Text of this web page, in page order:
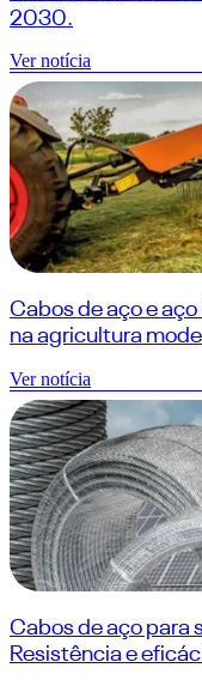
2030.
Ver notícia
Cabos de aço e
na agricultura
Ver notícia
Cabos de aço para
Resistência e